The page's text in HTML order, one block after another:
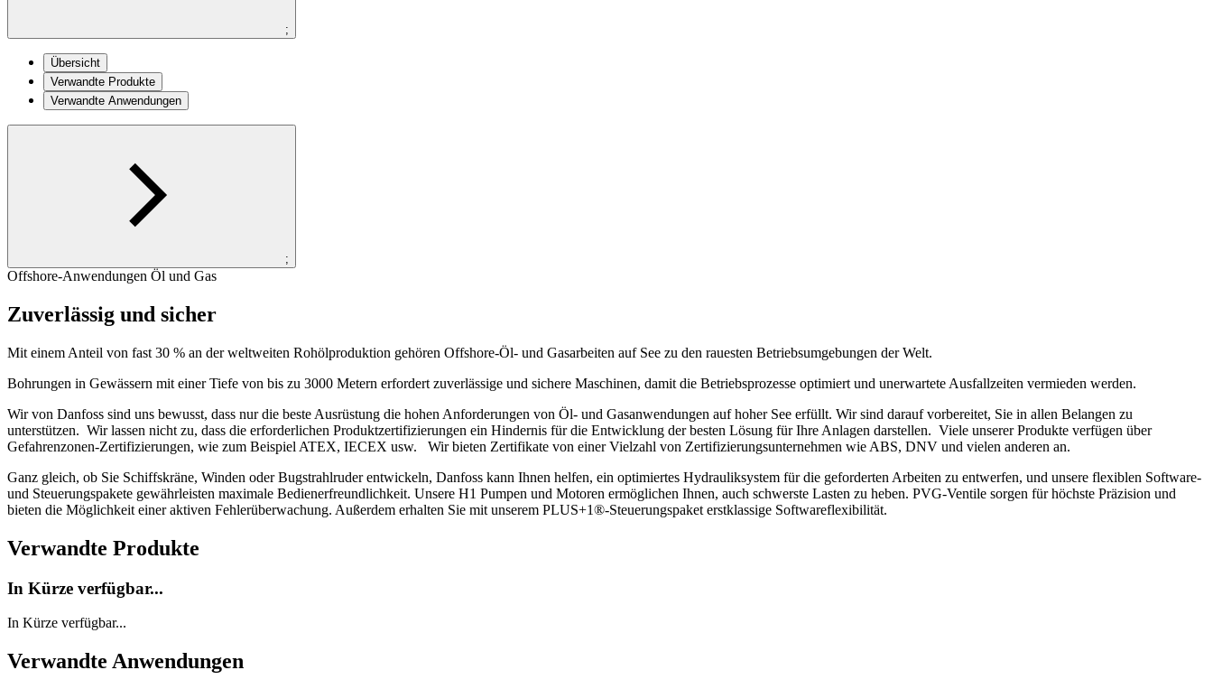
;
Übersicht
Verwandte Produkte
Verwandte Anwendungen
;
Offshore-Anwendungen Öl und Gas
Zuverlässig und sicher
Mit einem Anteil von fast 30 % an der weltweiten Rohölproduktion gehören Offshore-Öl- und Gasarbeiten auf See zu den rauesten Betriebsumgebungen der Welt.
Bohrungen in Gewässern mit einer Tiefe von bis zu 3000 Metern erfordert zuverlässige und sichere Maschinen, damit die Betriebsprozesse optimiert und unerwartete Ausfallzeiten vermieden werden.
Wir von Danfoss sind uns bewusst, dass nur die beste Ausrüstung die hohen Anforderungen von Öl- und Gasanwendungen auf hoher See erfüllt. Wir sind darauf vorbereitet, Sie in allen Belangen zu
unterstützen. Wir lassen nicht zu, dass die erforderlichen Produktzertifizierungen ein Hindernis für die Entwicklung der besten Lösung für Ihre Anlagen darstellen. Viele unserer Produkte verfügen über
Gefahrenzonen-Zertifizierungen, wie zum Beispiel ATEX, IECEX usw. Wir bieten Zertifikate von einer Vielzahl von Zertifizierungsunternehmen wie ABS, DNV und vielen anderen an.
Ganz gleich, ob Sie Schiffskräne, Winden oder Bugstrahlruder entwickeln, Danfoss kann Ihnen helfen, ein optimiertes Hydrauliksystem für die geforderten Arbeiten zu entwerfen, und unsere flexiblen Software-
und Steuerungspakete gewährleisten maximale Bedienerfreundlichkeit. Unsere H1 Pumpen und Motoren ermöglichen Ihnen, auch schwerste Lasten zu heben. PVG-Ventile sorgen für höchste Präzision und
bieten die Möglichkeit einer aktiven Fehlerüberwachung. Außerdem erhalten Sie mit unserem PLUS+1®-Steuerungspaket erstklassige Softwareflexibilität.
Verwandte Produkte
In Kürze verfügbar...
In Kürze verfügbar...
Verwandte Anwendungen